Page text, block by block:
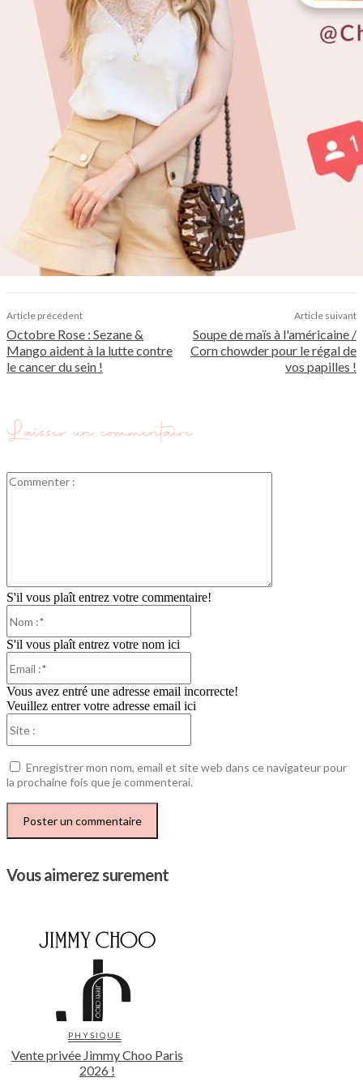
Article précédent
Octobre Rose : Sezane &
Mango aident à la lutte contre
le cancer du sein !
Article suivant
Soupe de maïs à l'américaine /
Corn chowder pour le régal de
vos papilles !
Laisser un commentaire
S'il vous plaît entrez votre commentaire!
S'il vous plaît entrez votre nom ici
Vous avez entré une adresse email incorrecte!
Veuillez entrer votre adresse email ici
Enregistrer mon nom, email et site web dans ce navigateur pour
la prochaine fois que je commenterai.
Vous aimerez surement
PHYSIQUE
Vente privée Jimmy Choo Paris
2026 !